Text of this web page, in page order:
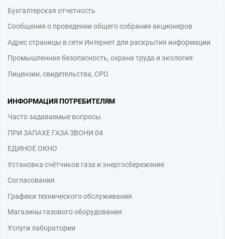
Бухгалтерская отчетность
Сообщения о проведении общего собрания акционеров
Адрес страницы в сети Интернет для раскрытия информации
Промышленная безопасность, охрана труда и экология
Лицензии, свидетельства, СРО
ИНФОРМАЦИЯ ПОТРЕБИТЕЛЯМ
Часто задаваемые вопросы
ПРИ ЗАПАХЕ ГАЗА ЗВОНИ 04
ЕДИНОЕ ОКНО
Установка счётчиков газа и энергосбережение
Согласования
Графики технического обслуживания
Магазины газового оборудования
Услуги лаборатории